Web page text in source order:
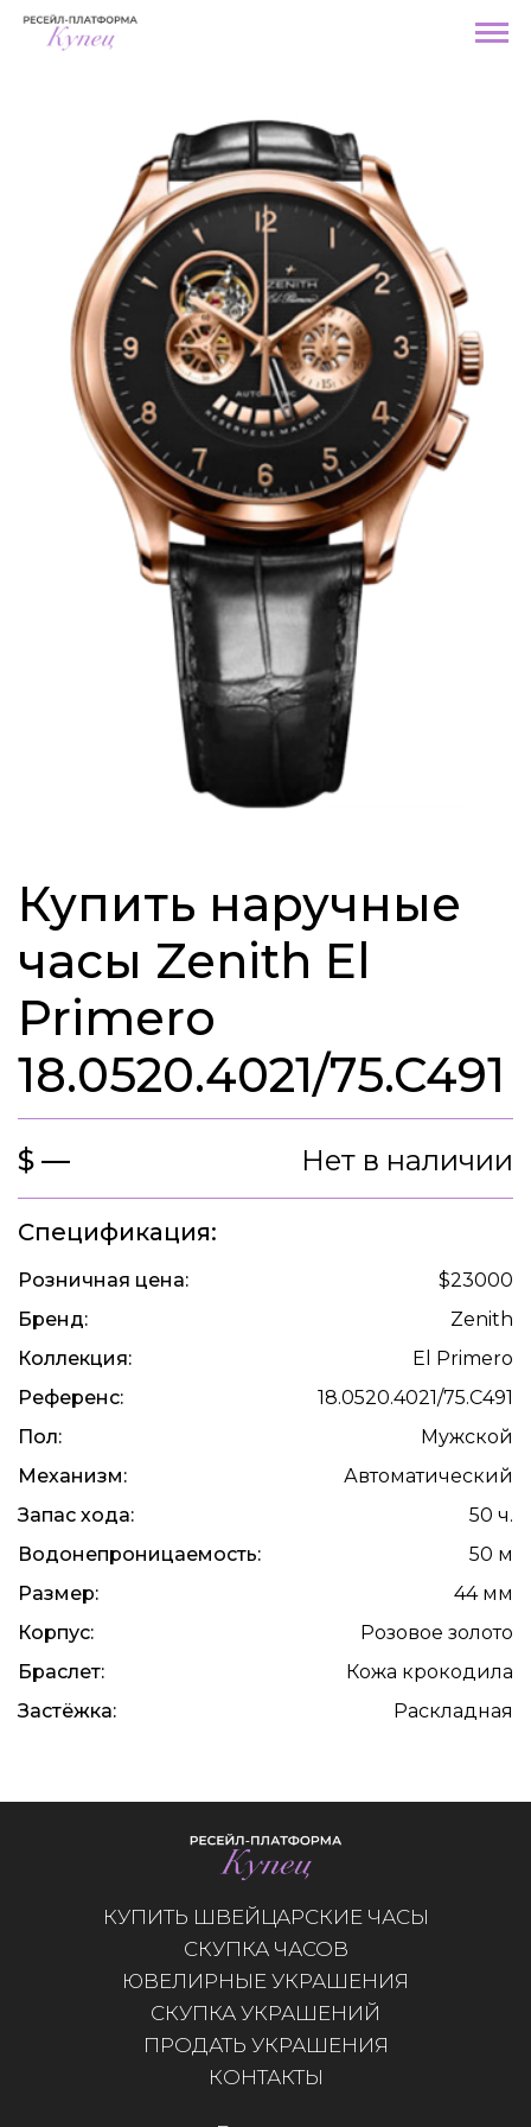
Купить наручные
часы Zenith El
Primero
18.0520.4021/75.C491
$ — Нет в наличии
Спецификация:
Розничная цена:
$23000
Бренд:
Zenith
Коллекция:
El Primero
Референс:
18.0520.4021/75.C491
Пол:
Мужской
Механизм:
Автоматический
Запас хода:
50 ч.
Водонепроницаемость:
50 м
Размер:
44 мм
Корпус:
Розовое золото
Браслет:
Кожа крокодила
Застёжка:
Раскладная
КУПИТЬ ШВЕЙЦАРСКИЕ ЧАСЫ
СКУПКА ЧАСОВ
ЮВЕЛИРНЫЕ УКРАШЕНИЯ
СКУПКА УКРАШЕНИЙ
ПРОДАТЬ УКРАШЕНИЯ
КОНТАКТЫ